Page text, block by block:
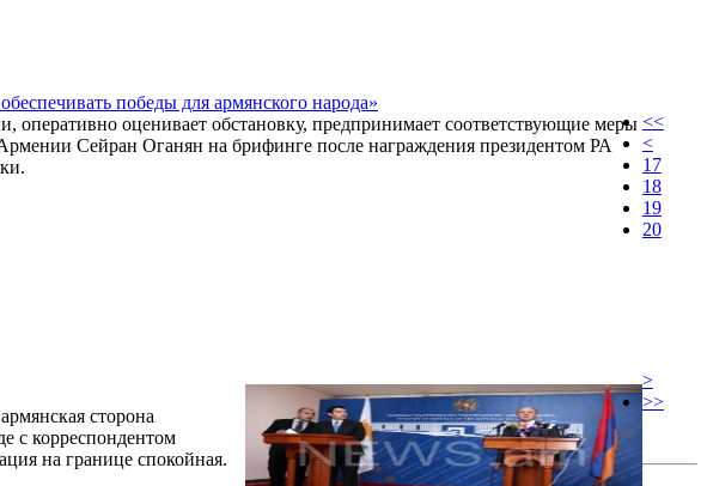
победы для армянского народа»
оперативно оценивает обстановку, предпринимает соответствующие меры
Сейран Оганян на брифинге после награждения президентом РА
сторона
с корреспондентом
на границе спокойная.
<<
<
17
18
19
20
>
>>